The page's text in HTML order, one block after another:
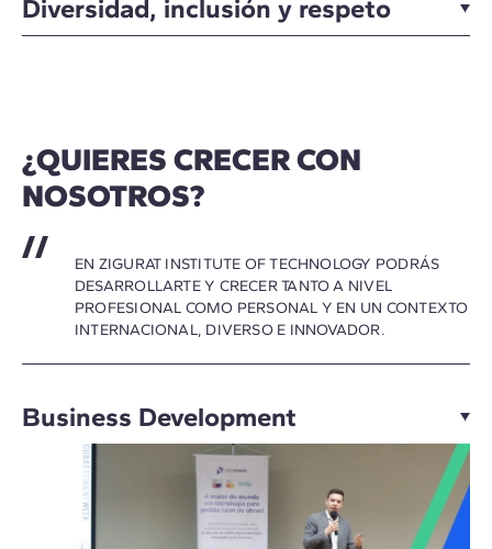
Diversidad, inclusión y respeto
¿QUIERES CRECER CON
NOSOTROS?
EN ZIGURAT INSTITUTE OF TECHNOLOGY PODRÁS
DESARROLLARTE Y CRECER TANTO A NIVEL
PROFESIONAL COMO PERSONAL Y EN UN CONTEXTO
INTERNACIONAL, DIVERSO E INNOVADOR.
Business Development